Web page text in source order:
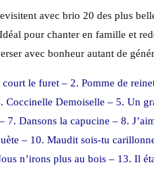
avec brio 20 des plus
pour chanter en famille et
avec bonheur autant de
le furet – 2. Pomme de
Coccinelle Demoiselle – 5. Un
7. Dansons la capucine – 8.
– 10. Maudit sois-tu
n’irons plus au bois – 13. Il